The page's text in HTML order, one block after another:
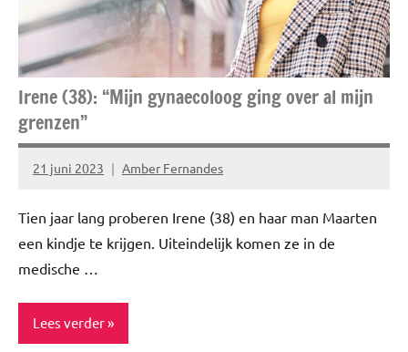
Irene (38): “Mijn gynaecoloog ging over al mijn
grenzen”
21 juni 2023 Amber Fernandes
Geen
Tien jaar lang proberen Irene (38) en haar man Maarten
een kindje te krijgen. Uiteindelijk komen ze in de
medische …
Lees verder